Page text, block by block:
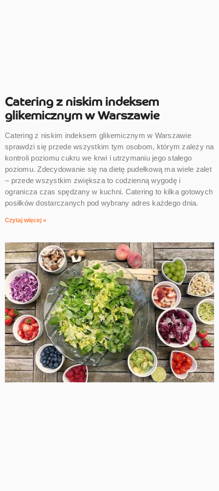
Catering z niskim indeksem
glikemicznym w Warszawie
Catering z niskim indeksem glikemicznym w Warszawie
sprawdzi się przede wszystkim tym osobom, którym zależy na
kontroli poziomu cukru we krwi i utrzymaniu jego stałego
poziomu. Zdecydowanie się na dietę pudełkową ma wiele zalet
– przede wszystkim zwiększa to codzienną wygodę i
ogranicza czas spędzany w kuchni. Catering to kilka gotowych
posiłków dostarczanych pod wybrany adres każdego dnia.
Czytaj więcej »